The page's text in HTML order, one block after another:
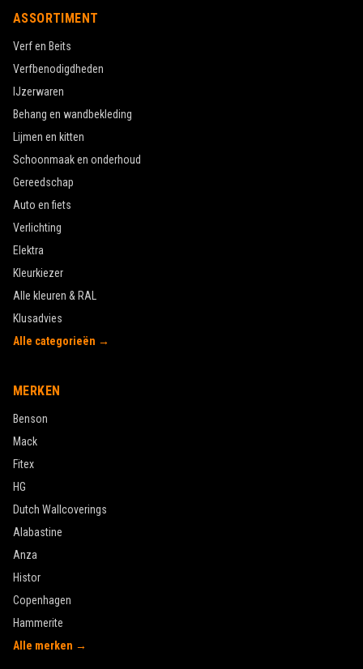
ASSORTIMENT
Verf en Beits
Verfbenodigdheden
IJzerwaren
Behang en wandbekleding
Lijmen en kitten
Schoonmaak en onderhoud
Gereedschap
Auto en fiets
Verlichting
Elektra
Kleurkiezer
Alle kleuren & RAL
Klusadvies
Alle categorieën →
MERKEN
Benson
Mack
Fitex
HG
Dutch Wallcoverings
Alabastine
Anza
Histor
Copenhagen
Hammerite
Alle merken →